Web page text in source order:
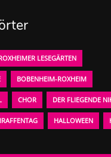
LESEGÄRTEN
BOBENHEIM-ROXHEIM
CHOR DER FLIEGENDE
HALLOWEEN